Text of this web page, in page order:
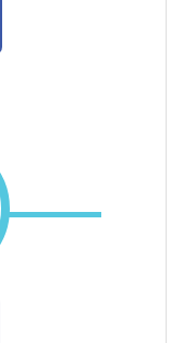
ลินทรีย์